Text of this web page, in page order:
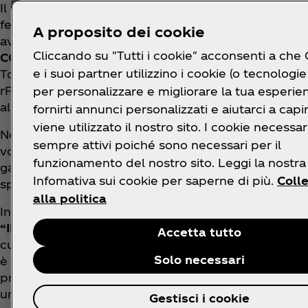
Il passaggio della
febbraio
presso lo stabilimento di Gaglianico (BI)
aver illuminato le strade di Biella, il viaggio della
CCH CircularPET di Coca‑Cola HBC Italia a
Torino. La fabbrica, polo di innovazione e
rPET, è stata protagonista di un momento unico
all’iniziativa.
Nel corso dei Giochi, Coca‑Cola ha supportato gli
volontari di Coca‑Cola sono stati al fianco degli
gare discisulle piste diSestriere. Tutte le gare si
sport unificato con la contemporanea presenza di
In occasione dei Giochi Mondiali Invernali 2025,
“Il vostro supporto è Real Magic™”, un progetto
cuore e dal sostegno delle persone che lo
è stato accompagnato da video emozionali,
protagonisti:Gaia, ballerina sportiva, eLuca,
un’atmosfera magica e coinvolgente.
A proposito dei cookie
Cliccando su "Tutti i cookie" acconsenti a che
e i suoi partner utilizzino i cookie (o
per personalizzare e migliorare la tua
fornirti annunci personalizzati e aiutarci a
viene utilizzato il nostro sito. I cookie
sempre attivi poiché sono necessari per il
funzionamento del nostro sito. Leggi la nostra
Infomativa sui cookie per saperne di più.
alla politica
Accetta tutto
Solo necessari
Gestisci i cookie